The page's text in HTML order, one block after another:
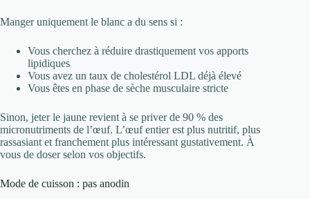
Manger uniquement le blanc a du sens si :
Vous cherchez à réduire drastiquement vos apports
lipidiques
Vous avez un taux de cholestérol LDL déjà élevé
Vous êtes en phase de sèche musculaire stricte
Sinon, jeter le jaune revient à se priver de 90 % des
micronutriments de l’œuf. L’œuf entier est plus nutritif, plus
rassasiant et franchement plus intéressant gustativement. À
vous de doser selon vos objectifs.
Mode de cuisson : pas anodin